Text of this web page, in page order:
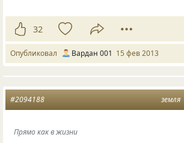
32
Опубликовал Вардан 001 15 фев 2013
земля
#2094188
Прямо как в жизни